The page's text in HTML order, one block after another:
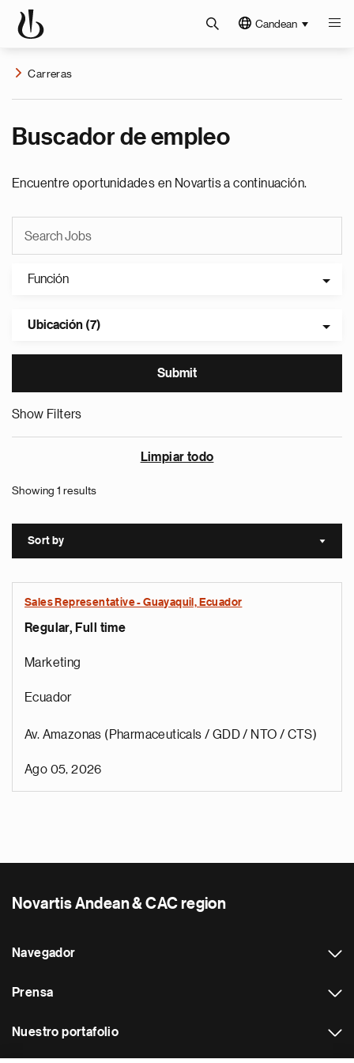
Candean
Carreras
Buscador de empleo
Encuentre oportunidades en Novartis a continuación.
Función
Ubicación (7)
Show Filters
Limpiar todo
Showing 1 results
Sort by Sort
Sales Representative - Guayaquil, Ecuador
Regular, Full time
Marketing
Ecuador
Av. Amazonas (Pharmaceuticals / GDD / NTO / CTS)
Ago 05, 2026
Novartis Andean & CAC region
Navegador
Prensa
Nuestro portafolio